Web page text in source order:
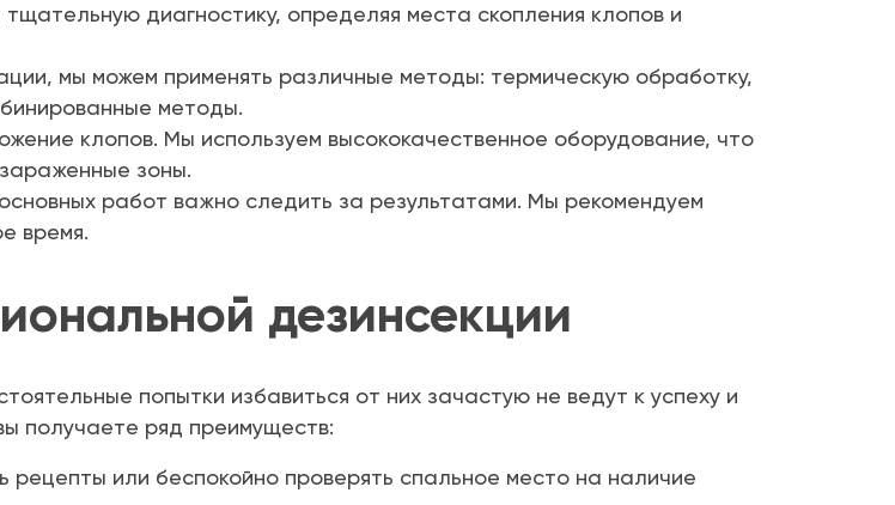
диагностику, определяя места скопления клопов и
мы можем применять различные методы: термическую обработку,
методы.
клопов. Мы используем высококачественное оборудование, что
зоны.
работ важно следить за результатами. Мы рекомендуем
время.
дезинсекции
попытки избавиться от них зачастую не ведут к успеху и
получаете ряд преимуществ:
или беспокойно проверять спальное место на наличие